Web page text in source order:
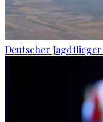
Deutscher